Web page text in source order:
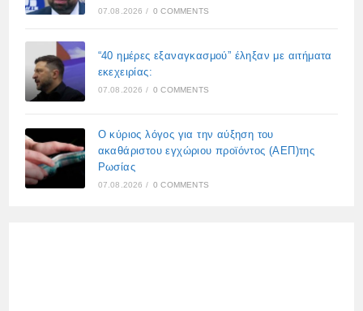
07.08.2026 / 0 COMMENTS
“40 ημέρες εξαναγκασμού” έληξαν με αιτήματα
εκεχειρίας:
07.08.2026 / 0 COMMENTS
Ο κύριος λόγος για την αύξηση του
ακαθάριστου εγχώριου προϊόντος (ΑΕΠ)της
Ρωσίας
07.08.2026 / 0 COMMENTS